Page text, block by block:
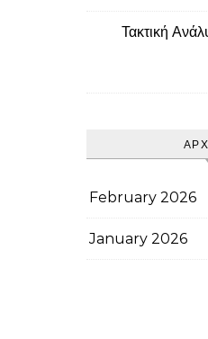
Τακτική
February 2026
January 2026